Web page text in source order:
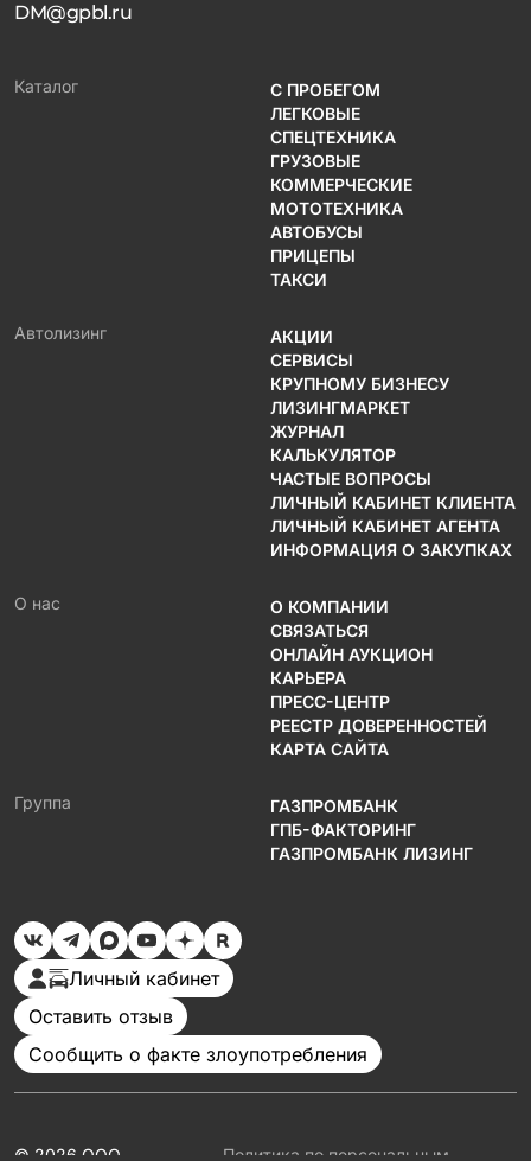
DM@gpbl.ru
Каталог
С ПРОБЕГОМ
ЛЕГКОВЫЕ
СПЕЦТЕХНИКА
ГРУЗОВЫЕ
КОММЕРЧЕСКИЕ
МОТОТЕХНИКА
АВТОБУСЫ
ПРИЦЕПЫ
ТАКСИ
Автолизинг
АКЦИИ
СЕРВИСЫ
КРУПНОМУ БИЗНЕСУ
ЛИЗИНГМАРКЕТ
ЖУРНАЛ
КАЛЬКУЛЯТОР
ЧАСТЫЕ ВОПРОСЫ
ЛИЧНЫЙ КАБИНЕТ КЛИЕНТА
ЛИЧНЫЙ КАБИНЕТ АГЕНТА
ИНФОРМАЦИЯ О ЗАКУПКАХ
О нас
О КОМПАНИИ
СВЯЗАТЬСЯ
ОНЛАЙН АУКЦИОН
КАРЬЕРА
ПРЕСС-ЦЕНТР
РЕЕСТР ДОВЕРЕННОСТЕЙ
КАРТА САЙТА
Группа
ГАЗПРОМБАНК
ГПБ-ФАКТОРИНГ
ГАЗПРОМБАНК ЛИЗИНГ
Личный кабинет
Оставить отзыв
Сообщить о факте злоупотребления
© 2026 ООО Политика по персональным